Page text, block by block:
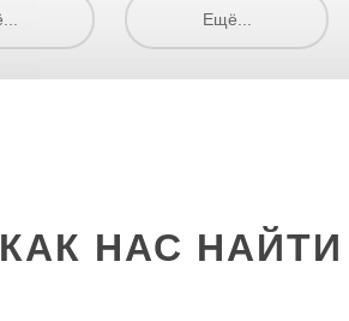
Ещё...
КАК НАС НАЙТИ